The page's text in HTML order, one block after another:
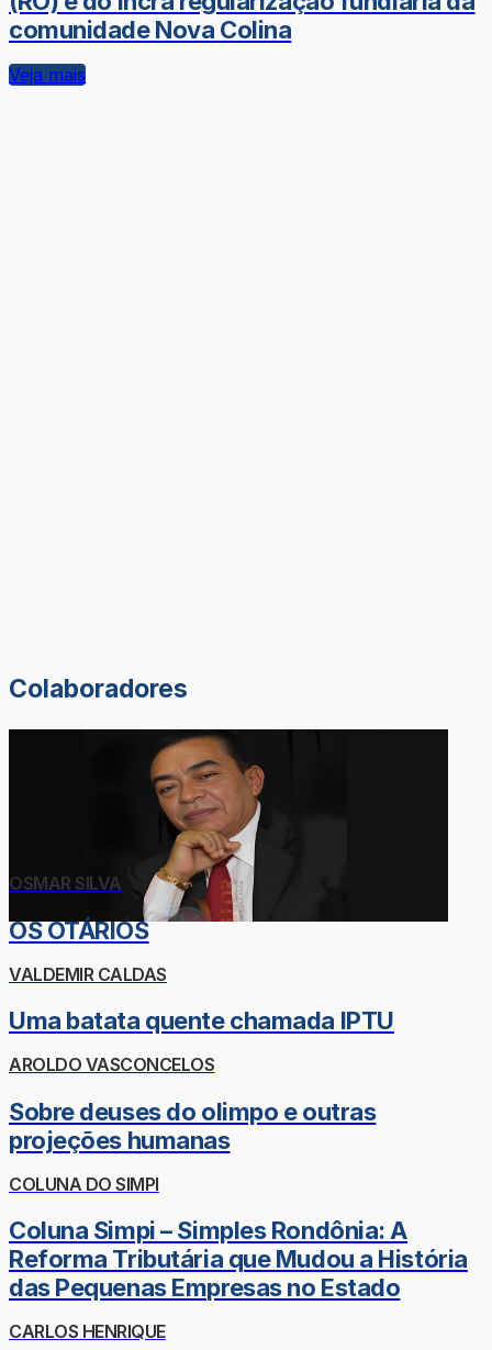
comunidade Nova Colina
Veja mais
Colaboradores
OSMAR SILVA
OS OTÁRIOS
VALDEMIR CALDAS
Uma batata quente chamada IPTU
AROLDO VASCONCELOS
Sobre deuses do olimpo e outras
projeções humanas
COLUNA DO SIMPI
Coluna Simpi – Simples Rondônia: A
Reforma Tributária que Mudou a História
das Pequenas Empresas no Estado
CARLOS HENRIQUE